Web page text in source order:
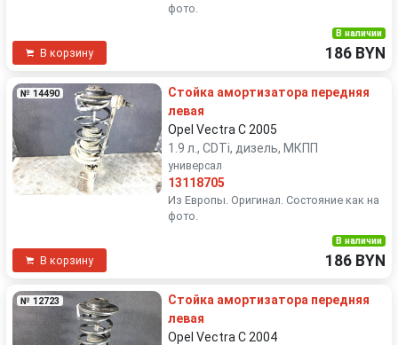
фото.
В корзину
В наличии
186 BYN
№ 14490
Стойка амортизатора передняя
левая
Opel Vectra C 2005
1.9 л., CDTi, дизель, МКПП
универсал
13118705
Из Европы. Оригинал. Состояние как на
фото.
В корзину
В наличии
186 BYN
№ 12723
Стойка амортизатора передняя
левая
Opel Vectra C 2004